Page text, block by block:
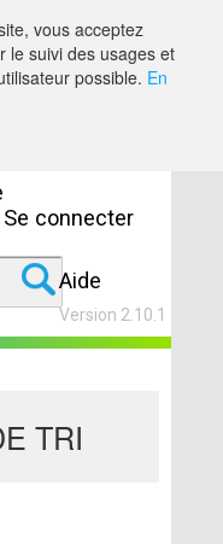
Se connecter
Aide
Version 2.10.1
TRI
vous acceptez
le suivi des usages et
possible. En